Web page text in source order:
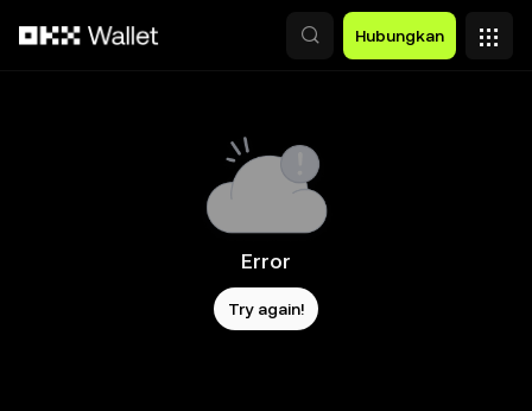
Hubungkan
Error
Try again!